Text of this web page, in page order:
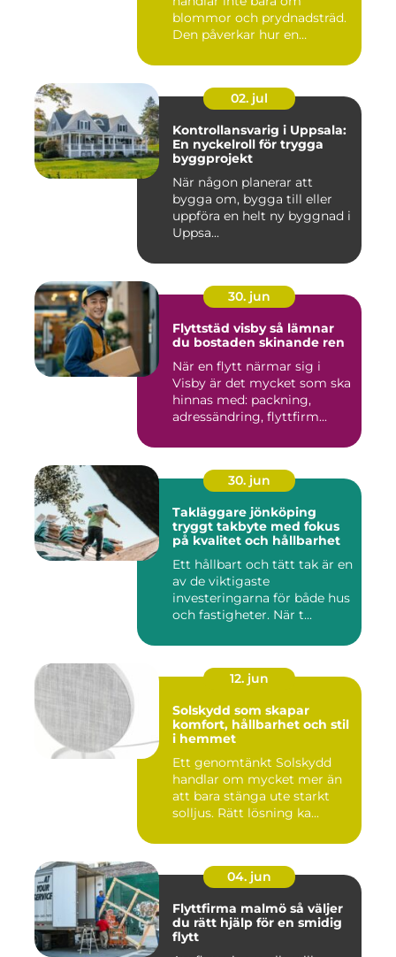
blommor och prydnadsträd.
Den påverkar hur en
02. jul
Kontrollansvarig i Uppsala:
En nyckelroll för trygga
byggprojekt
När någon planerar att
bygga om, bygga till eller
uppföra en helt ny byggnad i
Uppsa...
30. jun
Flyttstäd visby så lämnar
du bostaden skinande ren
När en flytt närmar sig i
Visby är det mycket som ska
hinnas med: packning,
adressändring, flyttfirm...
30. jun
Takläggare jönköping
tryggt takbyte med fokus
på kvalitet och hållbarhet
Ett hållbart och tätt tak är en
av de viktigaste
investeringarna för både hus
och fastigheter. När t...
12. jun
Solskydd som skapar
komfort, hållbarhet och stil
i hemmet
Ett genomtänkt Solskydd
handlar om mycket mer än
att bara stänga ute starkt
solljus. Rätt lösning ka...
04. jun
Flyttfirma malmö så väljer
du rätt hjälp för en smidig
flytt